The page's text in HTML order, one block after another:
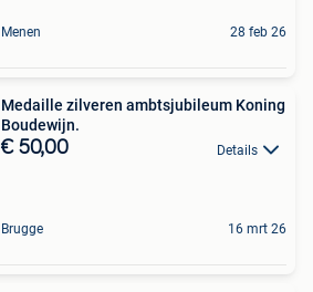
Menen 28 feb 26
Medaille zilveren ambtsjubileum Koning
Boudewijn.
€ 50,00 Details
Brugge 16 mrt 26